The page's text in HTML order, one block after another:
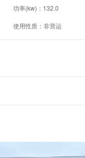
功率(kw)：132.0
使用性质：非营运